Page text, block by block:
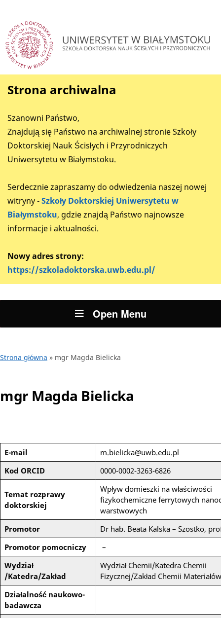
Strona archiwalna
Szanowni Państwo,
Znajdują się Państwo na archiwalnej stronie Szkoły
Doktorskiej Nauk Ścisłych i Przyrodniczych
Uniwersytetu w Białymstoku.
Serdecznie zapraszamy do odwiedzenia naszej nowej
witryny -Szkoły Doktorskiej Uniwersytetu w
Białymstoku, gdzie znajdą Państwo najnowsze
informacje i aktualności.
Nowy adres strony:
https://szkoladoktorska.uwb.edu.pl/
Open Menu
Strona główna » mgr Magda Bielicka
mgr Magda Bielicka
E-mail
m.bielicka@uwb.edu.pl
Kod ORCID
0000-0002-3263-6826
Temat rozprawy
doktorskiej
Wpływ domieszki na właściwości
fizykochemiczne ferrytowych
warstwowych
Promotor
Dr hab. Beata Kalska – Szostko,
Promotor pomocniczy
–
Wydział
/Katedra/Zakład
Wydział Chemii/Katedra Chemii
Fizycznej/Zakład Chemii Materiałów
Działalność naukowo-
badawcza